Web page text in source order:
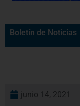
Boletín de Noticias
junio 14, 2021